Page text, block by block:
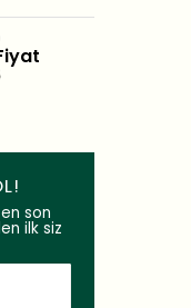
son
ilk siz